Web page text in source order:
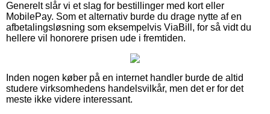
Generelt slår vi et slag for bestillinger med kort eller
MobilePay. Som et alternativ burde du drage nytte af en
afbetalingsløsning som eksempelvis ViaBill, for så vidt du
hellere vil honorere prisen ude i fremtiden.
Inden nogen køber på en internet handler burde de altid
studere virksomhedens handelsvilkår, men det er for det
meste ikke videre interessant.